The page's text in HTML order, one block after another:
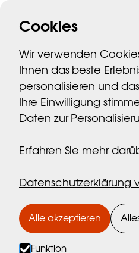
Cookies
Wir verwenden
Ihnen das beste
personalisieren und
Ihre Einwilligung
Daten zur
Erfahren Sie mehr
Datenschutzerklärung
Alle akzeptieren
Funktion